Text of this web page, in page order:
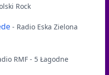
Rock
- Radio Eska Zielona
RMF - 5 Łagodne